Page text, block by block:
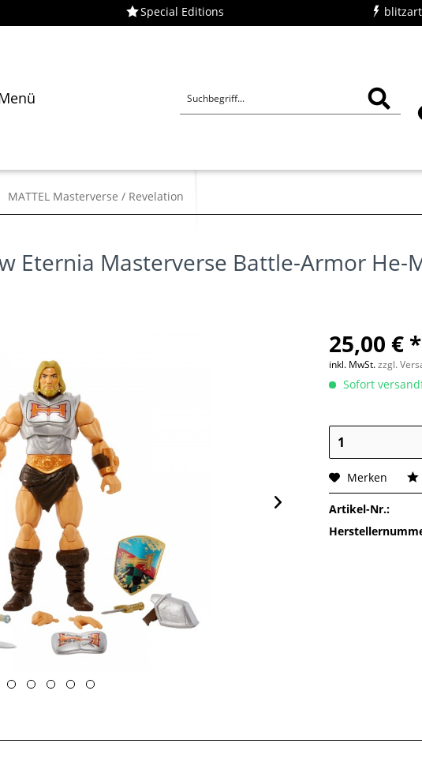
Special Editions
MATTEL Masterverse / Revelation
Eternia Masterverse Battle-Armor He-
25,00 € *
inkl. MwSt.zzgl.
Sofort
Merken
Artikel-Nr.: